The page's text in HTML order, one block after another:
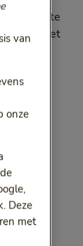
Bewuste
Ook niet
een
van
onze
Deze
met